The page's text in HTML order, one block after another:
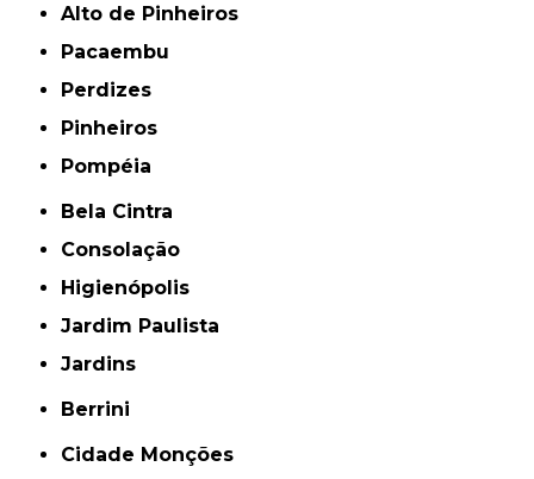
Alto de Pinheiros
Pacaembu
Perdizes
Pinheiros
Pompéia
Bela Cintra
Consolação
Higienópolis
Jardim Paulista
Jardins
Berrini
Cidade Monções